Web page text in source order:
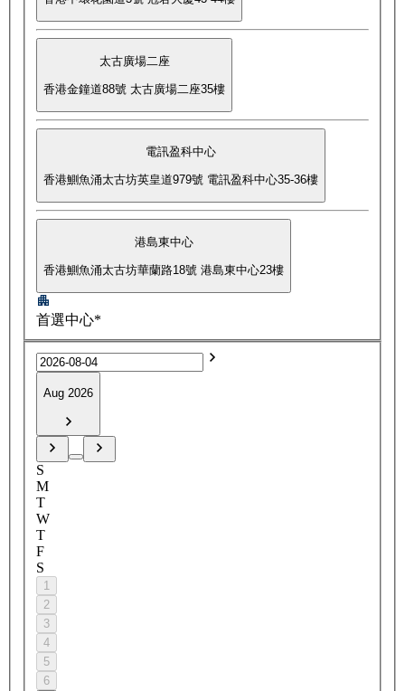
太古廣場二座
香港金鐘道88號 太古廣場二座35樓
電訊盈科中心
香港鰂魚涌太古坊英皇道979號 電訊盈科中心35-36樓
港島東中心
香港鰂魚涌太古坊華蘭路18號 港島東中心23樓
首選中心*
Aug 2026
S
M
T
W
T
F
S
1
2
3
4
5
6